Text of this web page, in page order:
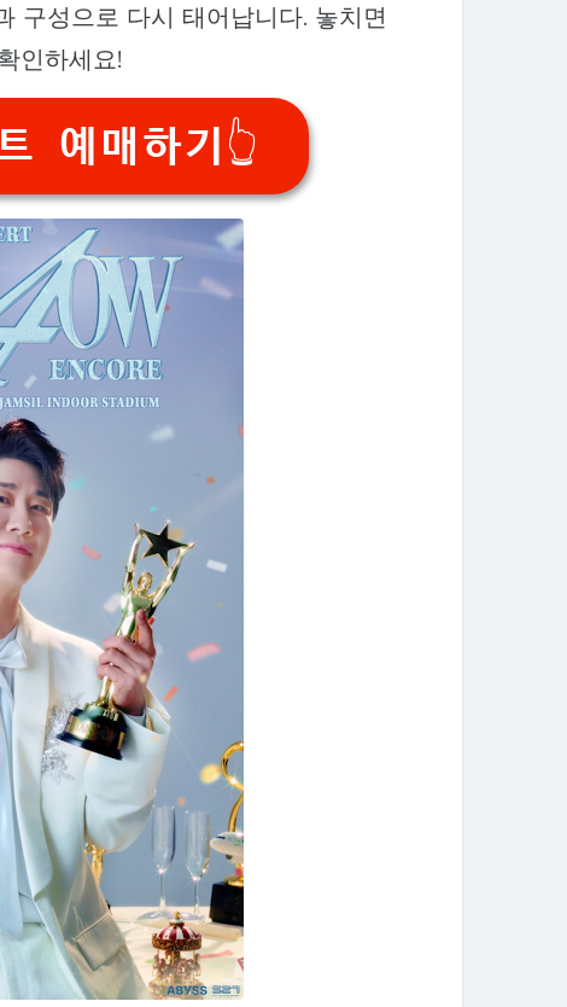
구성으로 다시 태어납니다. 놓치면
인하세요!
예매하기👆